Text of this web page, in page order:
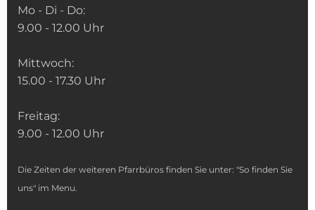
Mo - Di - Do:
9.00 - 12.00 Uhr
Mittwoch:
15.00 - 17.30 Uhr
Freitag:
9.00 - 12.00 Uhr
Die Zeiten der weiteren Pfarrbüros finden Sie unter: "So finden Sie
uns" im Menu.